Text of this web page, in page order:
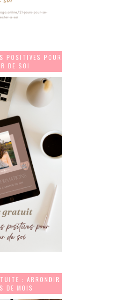
POSITIVES POUR
DE SOI
: ARRONDIR
DE MOIS